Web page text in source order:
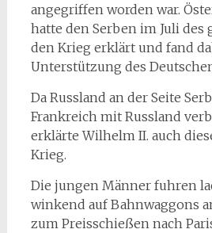
angegriffen worden war.
hatte den Serben im Juli des
den Krieg erklärt und fand
Unterstützung des
Da Russland an der Seite
Frankreich mit Russland
erklärte Wilhelm II. auch
Krieg.
Die jungen Männer fuhren
winkend auf Bahnwaggons
zum Preisschießen nach